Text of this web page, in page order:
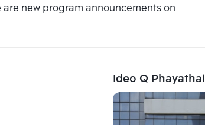
new program announcements on
Ideo Q Phayathai